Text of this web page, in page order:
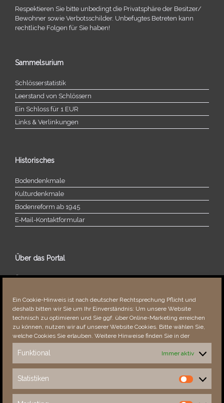
Ein Cookie-Hinweis ist nach deutscher Rechtsprechung Pflicht und
deshalb bitten wir Sie um Ihr Einverständnis: Um unsere Website
technisch zu optimieren und Sie ggf. über Online-Marketing erreichen
zu können, nutzen wir auf unserer Website Cookies. Bitte wählen Sie,
welche Cookies Sie erlauben. Weitere Hinweise finden Sie in der
Funktional Immer aktiv
Statistiken
Statistiken
Respektieren Sie bitte unbe­dingt die Privatsphäre der Besitzer/​
Bewohner sowie Verbotsschilder. Unbefugtes Betreten kann
recht­li­che Folgen für Sie haben!
Sammelsurium
Schlösserstatistik
Leerstand von Schlössern
Ein Schloss für 1 EUR
Links & Verlinkungen
Historisches
Bodendenkmale
Kulturdenkmale
Bodenreform ab 1945
E‑Mail-​​Kontaktformular
Über das Portal
Über dieses Portal
Fehler bemerkt?
Besucher seit 08/​2021